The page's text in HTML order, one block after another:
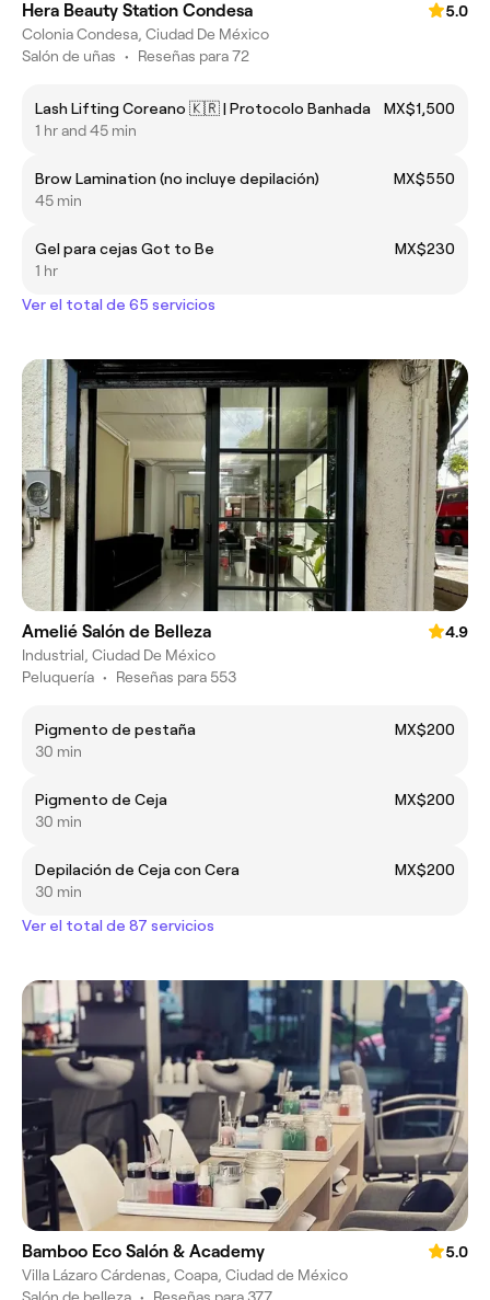
Hera Beauty Station Condesa
5.0
Colonia Condesa, Ciudad De México
Salón de uñas • Reseñas para 72
Lash Lifting Coreano 🇰🇷 | Protocolo Banhada
MX$1,500
1 hr and 45 min
Brow Lamination (no incluye depilación)
MX$550
45 min
Gel para cejas Got to Be
MX$230
1 hr
Ver el total de 65 servicios
Amelié Salón de Belleza
4.9
Industrial, Ciudad De México
Peluquería • Reseñas para 553
Pigmento de pestaña
MX$200
30 min
Pigmento de Ceja
MX$200
30 min
Depilación de Ceja con Cera
MX$200
30 min
Ver el total de 87 servicios
Bamboo Eco Salón & Academy
5.0
Villa Lázaro Cárdenas, Coapa, Ciudad de México